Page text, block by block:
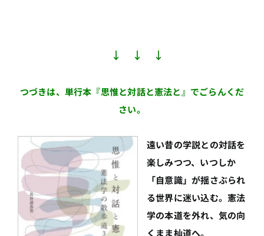
↓ ↓ ↓
つづきは、単行本『思惟と対話と憲法と』でごらんくだ
さい。
遠い昔の学説との対話を
楽しみつつ、いつしか
「自意識」が揺さぶられ
る世界に迷い込む。憲法
学の本道を外れ、気の向
くまま杣道へ。